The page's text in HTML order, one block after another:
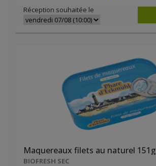
Réception souhaitée le
Maquereaux filets au naturel 151g
BIOFRESH SEC